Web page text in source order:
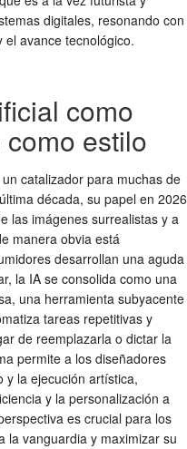
digitales, resonando con
avance tecnológico.
como
estilo
catalizador para muchas de
década, su papel en 2026
las imágenes surrealistas y a
manera obvia está
desarrollan una aguda
la IA se consolida como una
una herramienta subyacente
tareas repetitivas y
de reemplazarla o dictar la
permite a los diseñadores
y la ejecución artística,
y la personalización a
es crucial para los
la vanguardia y maximizar su